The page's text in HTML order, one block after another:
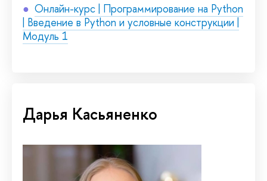
Онлайн-курс | Программирование на Python
| Введение в Python и условные конструкции |
Модуль 1
Дарья Касьяненко